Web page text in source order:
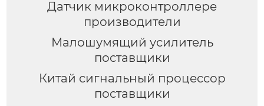
Датчик микроконтроллере
производители
Малошумящий усилитель
поставщики
Китай сигнальный процессор
поставщики